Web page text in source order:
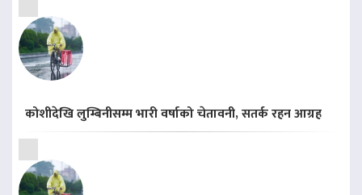
कोशीदेखि लुम्बिनीसम्म भारी वर्षाको चेतावनी, सतर्क रहन आग्रह